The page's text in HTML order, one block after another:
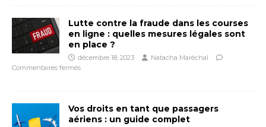
Lutte contre la fraude dans les courses
en ligne : quelles mesures légales sont
en place ?
décembre 18, 2023
Natacha Maréchal
Commentaires fermés
Vos droits en tant que passagers
aériens : un guide complet